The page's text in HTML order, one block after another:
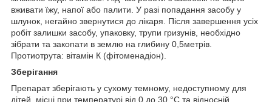
вживати їжу, напої або палити. У разі попадання засобу у
шлунок, негайно звернутися до лікаря. Після завершення усіх
робіт залишки засобу, упаковку, трупи гризунів, необхідно
зібрати та закопати в землю на глибину 0,5метрів.
Протиотрута: вітамін К (фітоменадіон).
Зберігання
Препарат зберігають у сухому темному, недоступному для
дітей, місці при температурі від 0 до 30 °С та відносній